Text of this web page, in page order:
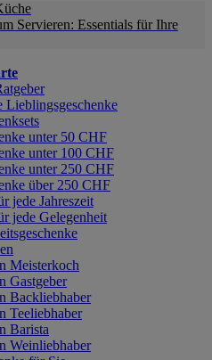
Servieren: Essentials für Ihre
Lieblingsgeschenke
unter 50 CHF
unter 100 CHF
unter 250 CHF
über 250 CHF
jede Jahreszeit
jede Gelegenheit
Meisterkoch
Gastgeber
Backliebhaber
Teeliebhaber
Barista
Weinliebhaber